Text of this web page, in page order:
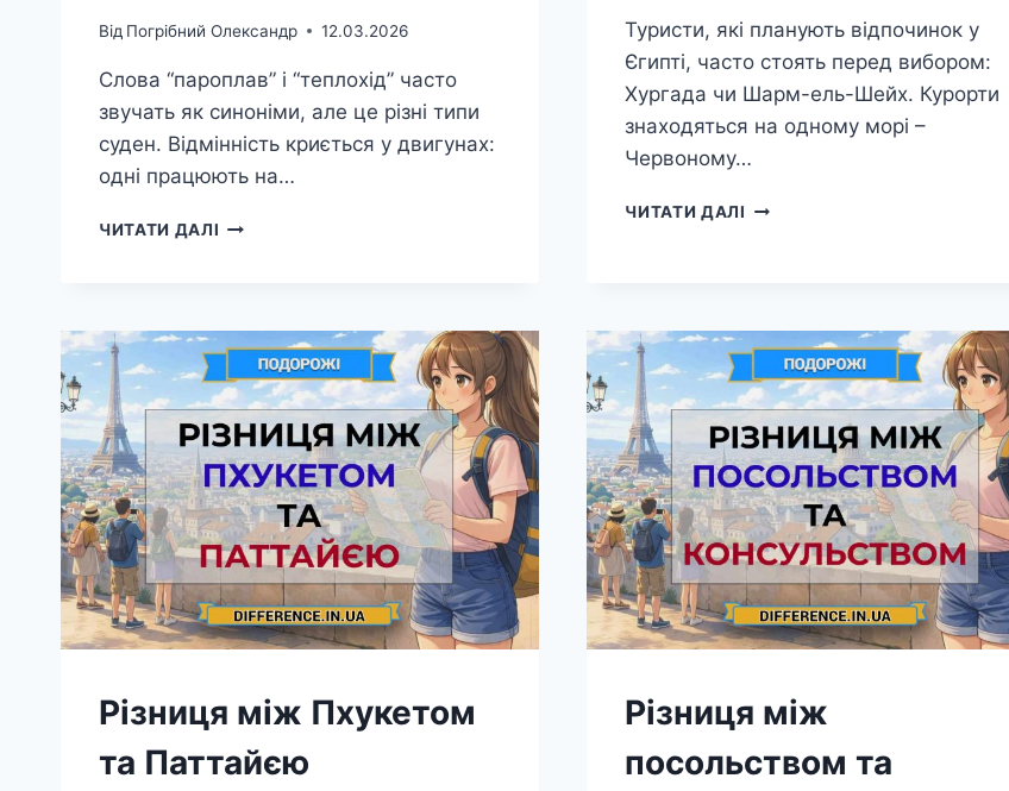
Від Погрібний Олександр 12.03.2026
Слова “пароплав” і “теплохід” часто
звучать як синоніми, але це різні типи
суден. Відмінність криється у двигунах:
одні працюють на…
ЧИТАТИ ДАЛІ РІЗНИЦЯ
Туристи, які планують відпочинок у
Єгипті, часто стоять перед вибором:
Хургада чи Шарм-ель-Шейх. Курорти
знаходяться на одному морі –
Червоному…
ЧИТАТИ ДАЛІ РІЗНИЦЯ
ЕЛЬ-
ШЕЙХОМ
Різниця між Пхукетом
та Паттайєю
Різниця між
посольством та